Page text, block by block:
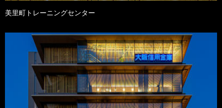
美里町トレーニングセンター